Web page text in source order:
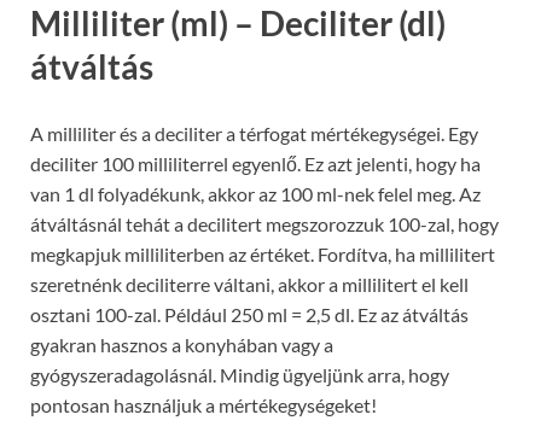
Milliliter (ml) – Deciliter (dl)
átváltás
A milliliter és a deciliter a térfogat mértékegységei. Egy
deciliter 100 milliliterrel egyenlő. Ez azt jelenti, hogy ha
van 1 dl folyadékunk, akkor az 100 ml-nek felel meg. Az
átváltásnál tehát a decilitert megszorozzuk 100-zal, hogy
megkapjuk milliliterben az értéket. Fordítva, ha millilitert
szeretnénk deciliterre váltani, akkor a millilitert el kell
osztani 100-zal. Például 250 ml = 2,5 dl. Ez az átváltás
gyakran hasznos a konyhában vagy a
gyógyszeradagolásnál. Mindig ügyeljünk arra, hogy
pontosan használjuk a mértékegységeket!